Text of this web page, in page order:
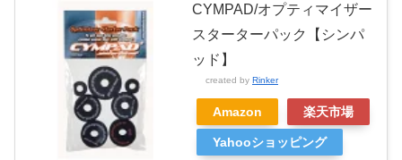
CYMPAD/オプティマイザー
スターターパック【シンパ
ッド】
created by Rinker
Amazon 楽天市場
Yahooショッピング